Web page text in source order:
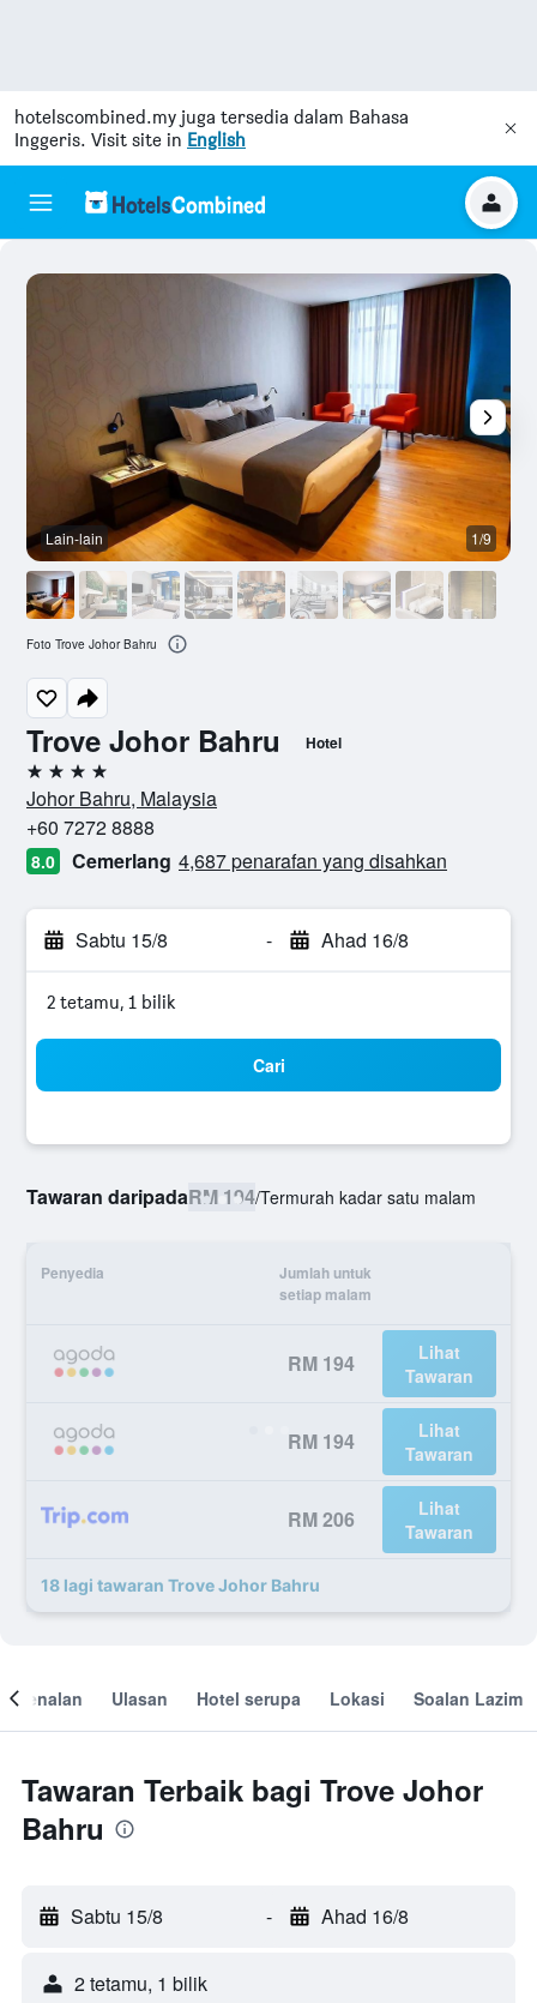
hotelscombined.my juga tersedia dalam Bahasa
Inggeris. Visit site in English
Trove Johor Bahru Hotel
4 bintang
Johor Bahru, Malaysia
+60 7272 8888
8.0 Cemerlang 4,687 penarafan yang disahkan
Sabtu 15/8 - Ahad 16/8
2 tetamu, 1 bilik
Cari
Tawaran daripadaRM 194/Termurah kadar satu malam
Penyedia
Jumlah untuk
setiap malam
RM 194
Lihat
Tawaran
RM 194
Lihat
Tawaran
RM 206
Lihat
Tawaran
18 lagi tawaran Trove Johor Bahru
Lain-lain 1/9
Foto Trove Johor Bahru
Ulasan Hotel serupa Lokasi Soalan Lazim
Tawaran Terbaik bagi Trove Johor
Bahru
Sabtu 15/8 - Ahad 16/8
2 tetamu, 1 bilik